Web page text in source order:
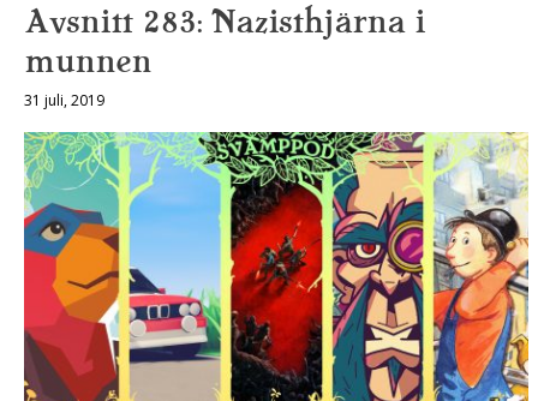
Avsnitt 283: Nazisthjärna i
munnen
31 juli, 2019